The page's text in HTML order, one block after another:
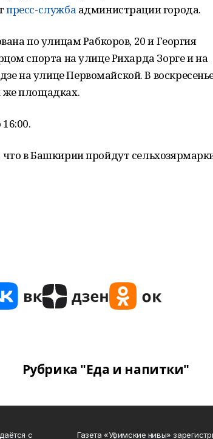
пресс-служба администрации города.
по улицам Рабкоров, 20 и Георгия
спорта на улице Рихарда Зорге и на
на улице Первомайской. В
же площадках.
в Башкирии пройдут
Рубрика "Еда и напитки"
с Газета «Уфимские нивы»